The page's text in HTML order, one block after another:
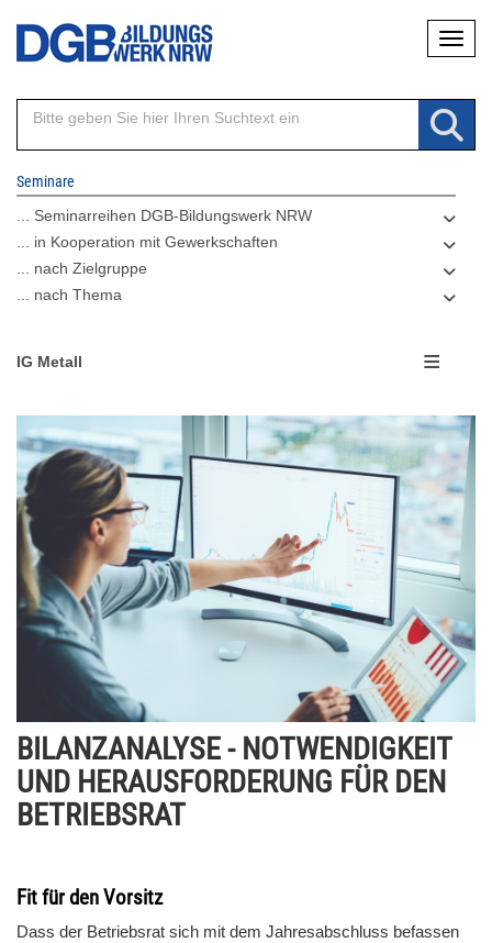
Direkt
Inhalt
Seminare
... Seminarreihen DGB-Bildungswerk NRW
... in Kooperation mit Gewerkschaften
... nach Zielgruppe
... nach Thema
IG Metall
BILANZANALYSE - NOTWENDIGKEIT
UND HERAUSFORDERUNG FÜR DEN
BETRIEBSRAT
Fit für den Vorsitz
Dass der Betriebsrat sich mit dem Jahresabschluss befassen